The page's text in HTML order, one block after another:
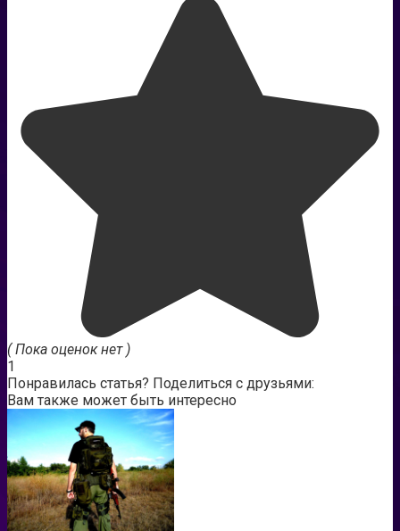
( Пока оценок нет )
1
Понравилась статья? Поделиться с друзьями:
Вам также может быть интересно